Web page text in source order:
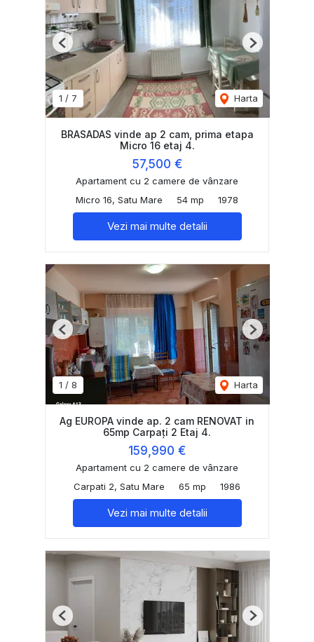
1 / 7 Harta
Previous Next
BRASADAS vinde ap 2 cam, prima etapa
Micro 16 etaj 4.
57,500 €
Apartament cu 2 camere de vânzare
Micro 16, Satu Mare
54 mp 1978
Vezi mai multe detalii
1 / 8 Harta
Previous Next
Ag EUROPA vinde ap. 2 cam RENOVAT in
65mp Carpați 2 Etaj 4.
159,990 €
Apartament cu 2 camere de vânzare
Carpati 2, Satu Mare
65 mp 1986
Vezi mai multe detalii
Previous Next